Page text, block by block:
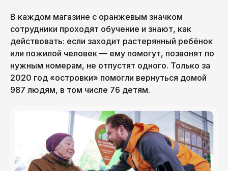
В каждом магазине с оранжевым значком
сотрудники проходят обучение и знают, как
действовать: если заходит растерянный ребёнок
или пожилой человек — ему помогут, позвонят по
нужным номерам, не отпустят одного. Только за
2020 год «островки» помогли вернуться домой
987 людям, в том числе 76 детям.